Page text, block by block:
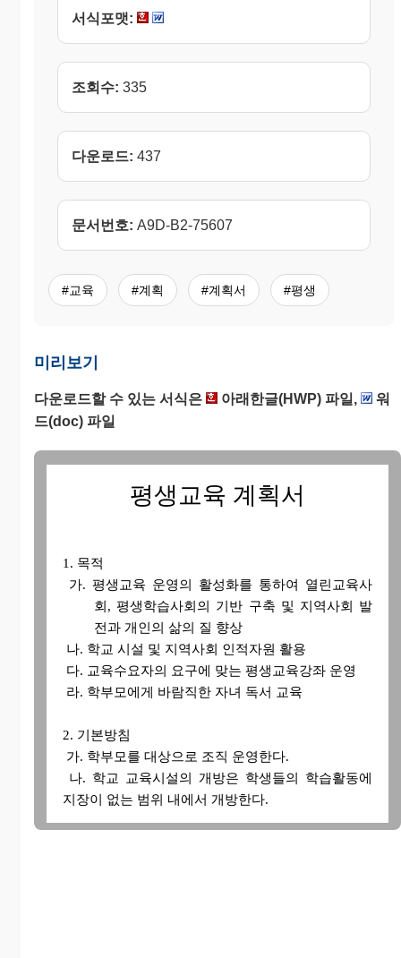
서식포맷:
조회수: 335
다운로드: 437
문서번호: A9D-B2-75607
#교육 #계획 #계획서 #평생
미리보기
다운로드할 수 있는 서식은 아래한글(HWP) 파일,
워
드(doc) 파일
평생교육 계획서
1. 목적
가. 평생교육 운영의 활성화를 통하여 열린교육사
회, 평생학습사회의 기반 구축 및 지역사회 발
전과 개인의 삶의 질 향상
나. 학교 시설 및 지역사회 인적자원 활용
다. 교육수요자의 요구에 맞는 평생교육강좌 운영
라. 학부모에게 바람직한 자녀 독서 교육
2. 기본방침
가. 학부모를 대상으로 조직 운영한다.
나. 학교 교육시설의 개방은 학생들의 학습활동에
지장이 없는 범위 내에서 개방한다.
다. 평생학습 프로그램의 전개는 학교 여건 및 교육